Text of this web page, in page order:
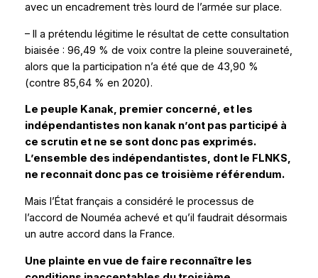
avec un encadrement très lourd de l’armée sur place.
– Il a prétendu légitime le résultat de cette consultation
biaisée : 96,49 % de voix contre la pleine souveraineté,
alors que la participation n’a été que de 43,90 %
(contre 85,64 % en 2020).
Le peuple Kanak, premier concerné, et les
indépendantistes non kanak n’ont pas participé à
ce scrutin et ne se sont donc pas exprimés.
L’ensemble des indépendantistes, dont le FLNKS,
ne reconnait donc pas ce troisième référendum.
Mais l’État français a considéré le processus de
l’accord de Nouméa achevé et qu’il faudrait désormais
un autre accord dans la France.
Une plainte en vue de faire reconnaître les